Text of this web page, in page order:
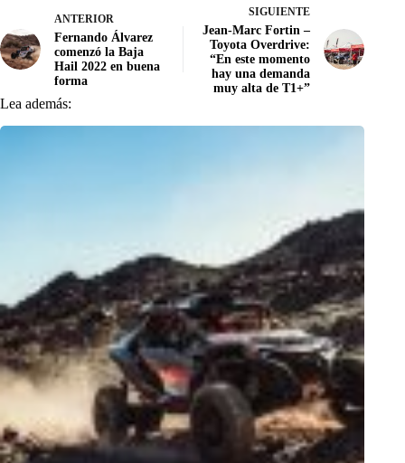
ANTERIOR
Fernando Álvarez
comenzó la Baja
Hail 2022 en buena
forma
SIGUIENTE
Jean-Marc Fortin –
Toyota Overdrive:
“En este momento
hay una demanda
muy alta de T1+”
Lea además: